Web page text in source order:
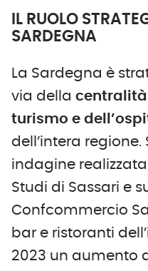
IL RUOLO
SARDEGNA
La Sardegna è
via della centralità
turismo e
dell’intera
indagine
Studi di Sassari e
Confcommercio
bar e ristoranti
2023 un aumento